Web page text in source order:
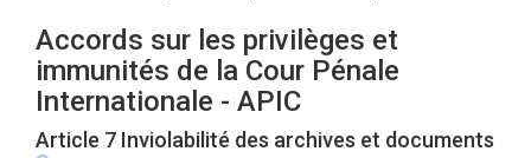
Accords sur les privilèges et
immunités de la Cour Pénale
Internationale - APIC
Article 7 Inviolabilité des archives et documents